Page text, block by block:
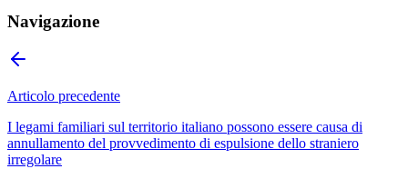
Navigazione
Articolo precedente
I legami familiari sul territorio italiano possono essere causa di
annullamento del provvedimento di espulsione dello straniero
irregolare